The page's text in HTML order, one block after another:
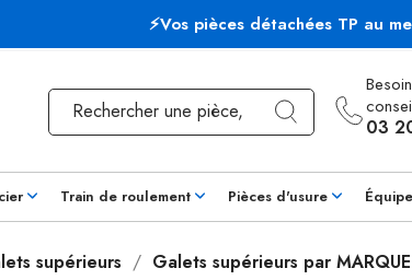
⚡Vos pièces détachées TP au
03
Train de roulement Pièces d'usure
supérieurs Galets supérieurs par MARQUE